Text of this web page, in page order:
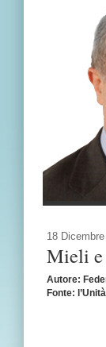
18
Mieli e
Autore:
Fonte: l’Unità